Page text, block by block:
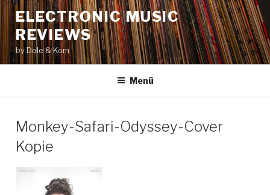
Zum
Inhalt
springen
ELECTRONIC MUSIC
REVIEWS
by Dole & Kom
Menü
Monkey-Safari-Odyssey-Cover
Kopie